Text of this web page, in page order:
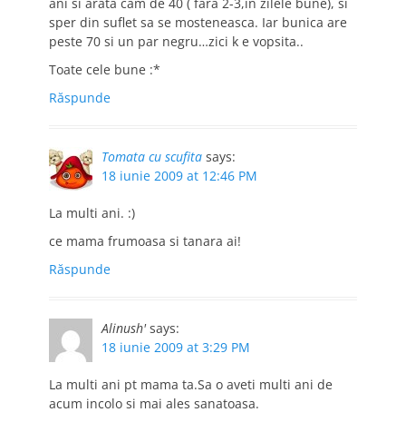
sper din suflet sa se mosteneasca. Iar bunica are
peste 70 si un par negru…zici k e vopsita..
Toate cele bune :*
Răspunde
Tomata cu scufita says:
18 iunie 2009 at 12:46 PM
La multi ani. :)
ce mama frumoasa si tanara ai!
Răspunde
Alinush' says:
18 iunie 2009 at 3:29 PM
La multi ani pt mama ta.Sa o aveti multi ani de
acum incolo si mai ales sanatoasa.